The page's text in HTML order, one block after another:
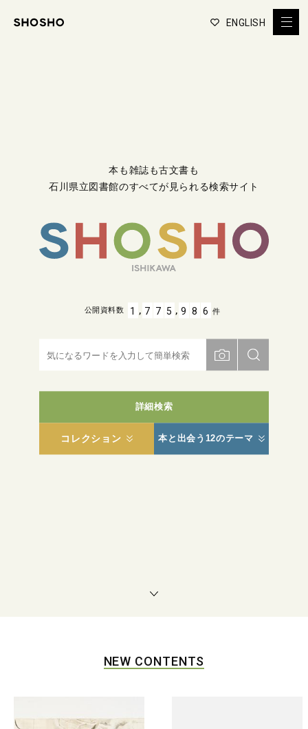
ENGLISH
本も雑誌も古文書も
石川県立図書館のすべてが見られる検索サイト
詳細検索
コレクション 本と出会う12のテーマ
公開資料数 1 , 7 7 5 , 9 8 6 件
NEW CONTENTS